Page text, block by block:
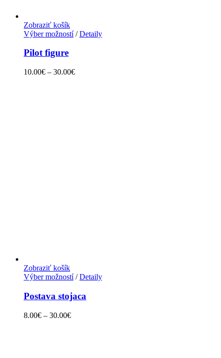
Zobraziť košík
Výber možností/ Detaily
Pilot figure
10.00€ – 30.00€
Zobraziť košík
Výber možností/ Detaily
Postava stojaca
8.00€ – 30.00€